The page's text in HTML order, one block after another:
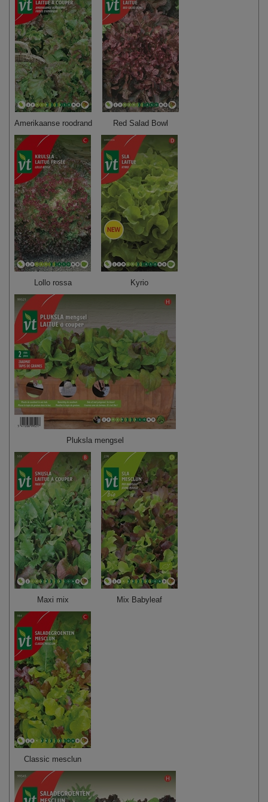
Amerikaanse roodrand Red Salad Bowl
Lollo rossa Kyrio
Pluksla mengsel
Maxi mix Mix Babyleaf
Classic mesclun